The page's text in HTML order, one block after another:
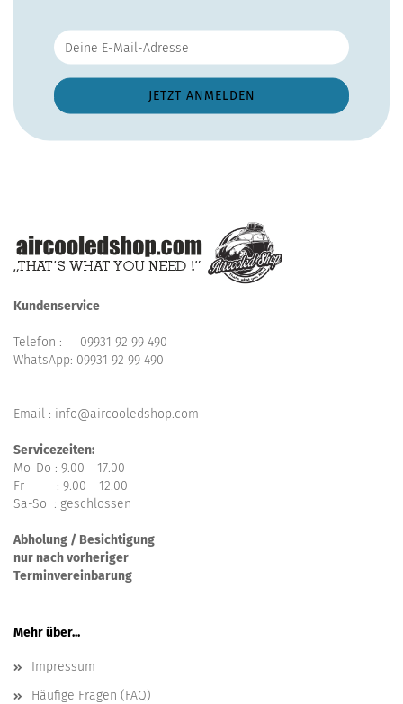
Kundenservice
Telefon : 09931 92 99 490
WhatsApp: 09931 92 99 490
Email : info@aircooledshop.com
Servicezeiten:
Mo-Do : 9.00 - 17.00
Fr : 9.00 - 12.00
Sa-So : geschlossen
Abholung / Besichtigung
nur nach vorheriger
Terminvereinbarung
Mehr über...
Impressum
Häufige Fragen (FAQ)